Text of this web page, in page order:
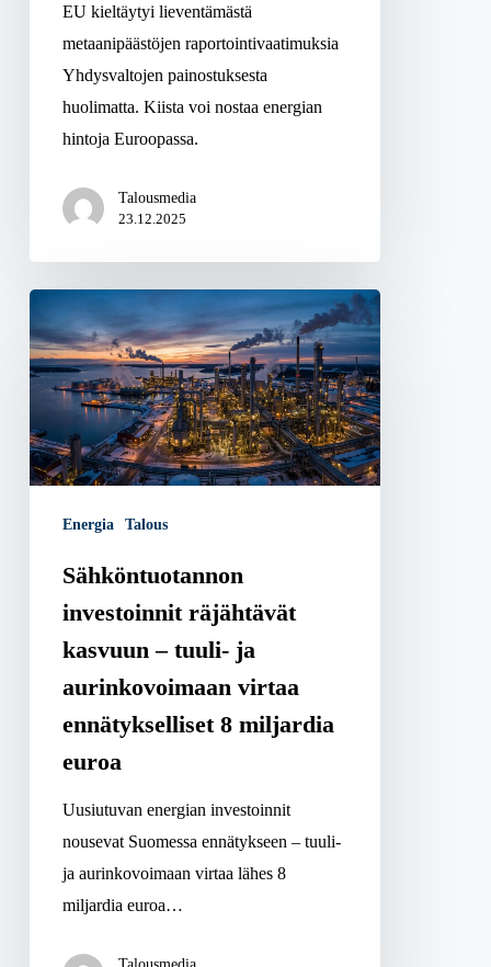
EU kieltäytyi lieventämästä
metaanipäästöjen raportointivaatimuksia
Yhdysvaltojen painostuksesta
huolimatta. Kiista voi nostaa energian
hintoja Euroopassa.
Talousmedia
23.12.2025
investoinnit
räjähtävät
kasvuun
–
tuuli-
aurinkovoimaan
miljardia
euroa
Energia Talous
Sähköntuotannon
investoinnit räjähtävät
kasvuun – tuuli- ja
aurinkovoimaan virtaa
ennätykselliset 8 miljardia
euroa
Uusiutuvan energian investoinnit
nousevat Suomessa ennätykseen – tuuli-
ja aurinkovoimaan virtaa lähes 8
miljardia euroa…